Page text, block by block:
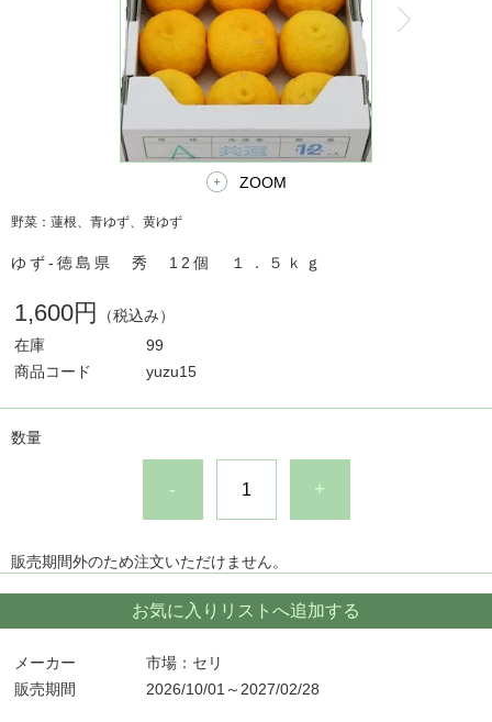
ZOOM
野菜：蓮根、青ゆず、黄ゆず
ゆず-徳島県 秀 12個 １．５ｋｇ
1,600円
（税込み）
在庫
99
商品コード
yuzu15
数量
- +
販売期間外のため注文いただけません。
お気に入りリストへ追加する
メーカー
市場：セリ
販売期間
2026/10/01～2027/02/28